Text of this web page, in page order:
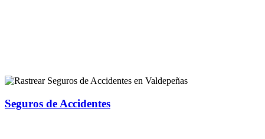
Seguros de Accidentes